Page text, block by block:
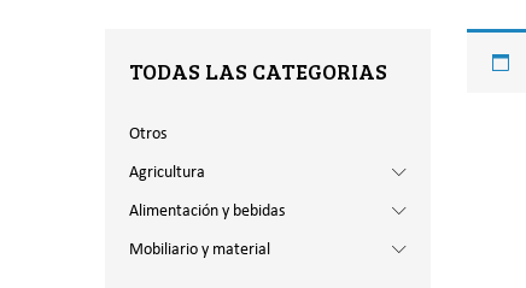
TODAS LAS CATEGORIAS
Otros
Agricultura
Alimentación y bebidas
Mobiliario y material